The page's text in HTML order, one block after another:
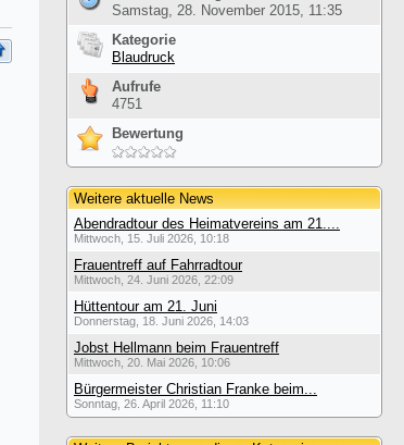
Samstag, 28. November 2015, 11:35
Kategorie
Blaudruck
Aufrufe
4751
Bewertung
Weitere aktuelle News
Abendradtour des Heimatvereins am 21....
Mittwoch, 15. Juli 2026, 10:18
Frauentreff auf Fahrradtour
Mittwoch, 24. Juni 2026, 22:09
Hüttentour am 21. Juni
Donnerstag, 18. Juni 2026, 14:03
Jobst Hellmann beim Frauentreff
Mittwoch, 20. Mai 2026, 10:06
Bürgermeister Christian Franke beim...
Sonntag, 26. April 2026, 11:10